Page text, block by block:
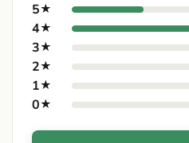
5★
4★
3★
2★
1★
0★